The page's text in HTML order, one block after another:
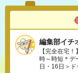
編集部イチ
【完全在宅
時～時短＊デ
日・16日＞